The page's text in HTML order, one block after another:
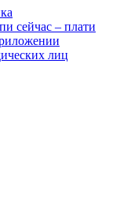
сейчас – плати
лиц